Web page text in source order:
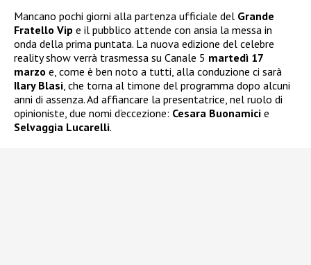
Mancano pochi giorni alla partenza ufficiale del Grande
Fratello Vip e il pubblico attende con ansia la messa in
onda della prima puntata. La nuova edizione del celebre
reality show verrà trasmessa su Canale 5 martedì 17
marzo e, come è ben noto a tutti, alla conduzione ci sarà
Ilary Blasi, che torna al timone del programma dopo alcuni
anni di assenza. Ad affiancare la presentatrice, nel ruolo di
opinioniste, due nomi d’eccezione: Cesara Buonamici e
Selvaggia Lucarelli.